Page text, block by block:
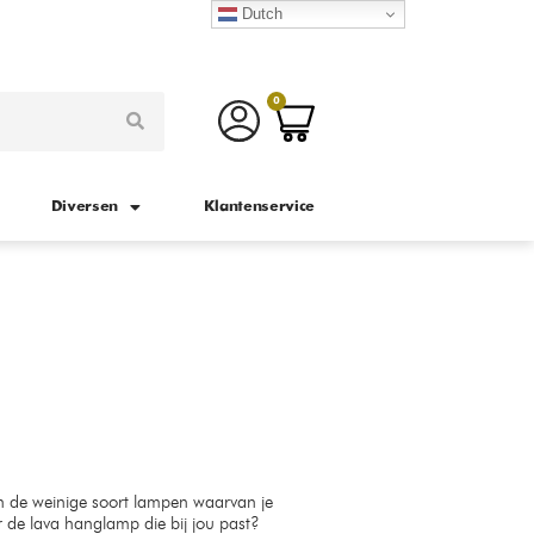
0
Diversen Klantenservice
weinige soort lampen waarvan je
de lava hanglamp die bij jou past?
Dutch